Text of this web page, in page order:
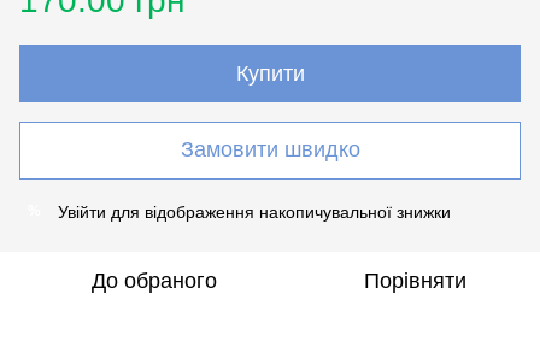
Купити
Замовити швидко
Увійти для відображення накопичувальної знижки
До обраного Порівняти